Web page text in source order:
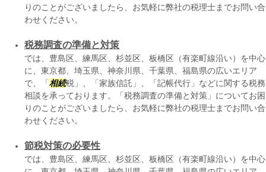
りのことがございましたら、お気軽に弊社の税理士までお問い合
わせください。
税務調査の準備と対策
では、豊島区、練馬区、杉並区、板橋区（有楽町線沿い）を中心
に、東京都、埼玉県、神奈川県、千葉県、福島県の広いエリア
で、「 相続税」、「家族信託」、「記帳代行」などに関する税務
相談を承っております。「税務調査の準備と対策」についてお困
りのことがございましたら、お気軽に弊社の税理士までお問い合
わせください。
節税対策の必要性
では、豊島区、練馬区、杉並区、板橋区（有楽町線沿い）を中心